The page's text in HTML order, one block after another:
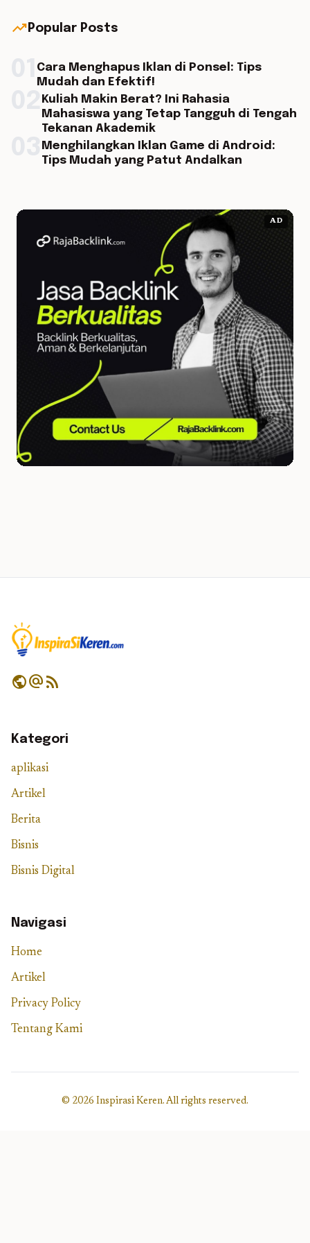
trending_up Popular Posts
Cara Menghapus Iklan di Ponsel: Tips
Mudah dan Efektif!
Kuliah Makin Berat? Ini Rahasia
Mahasiswa yang Tetap Tangguh di Tengah
Tekanan Akademik
Menghilangkan Iklan Game di Android:
Tips Mudah yang Patut Andalkan
AD
publicalternate_emailrss_feed
Kategori
aplikasi
Artikel
Berita
Bisnis
Bisnis Digital
Navigasi
Home
Artikel
Privacy Policy
Tentang Kami
© 2026 Inspirasi Keren. All rights reserved.